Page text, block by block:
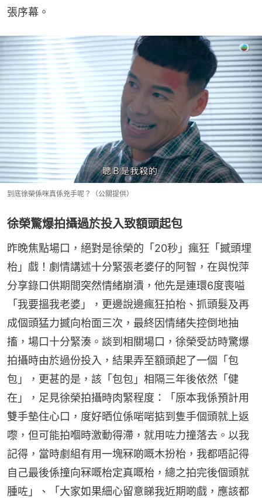
張序幕。
到底徐榮係咪真係兇手呢？（公關提供）
徐榮驚爆拍攝過於投入致額頭起包
昨晚焦點場口，絕對是徐榮的「20秒」瘋狂「撼頭埋
枱」戲！劇情講述十分緊張老婆仔的阿智，在與悅萍
分享錄口供期間突然情緒崩潰，他先是連環6度喪嗌
「我要搵我老婆」，更邊說邊瘋狂拍枱、抓頭髮及再
成個頭猛力撼向枱面三次，最終因情緒失控倒地抽
搐，場口十分緊湊。談到相關場口，徐榮受訪時驚爆
拍攝時由於過份投入，結果弄至額頭起了一個「包
包」，更甚的是，該「包包」相隔三年後依然「健
在」，足見徐榮拍攝時肉緊程度：「原本我係預計用
雙手墊住心口，度好晒位係啱啱掂到隻手個頭就上返
嚟，但可能拍嗰時激動得滯，就用咗力撞落去。以我
記得，當時劇組有用一塊冧啲嘅木扮枱，我都唔記得
自己最後係撞向冧嘅枱定真嘅枱，總之拍完後個頭就
腫咗」、「大家如果細心留意睇我近期啲戲，應該都